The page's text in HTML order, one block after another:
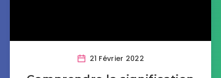
21 Février 2022